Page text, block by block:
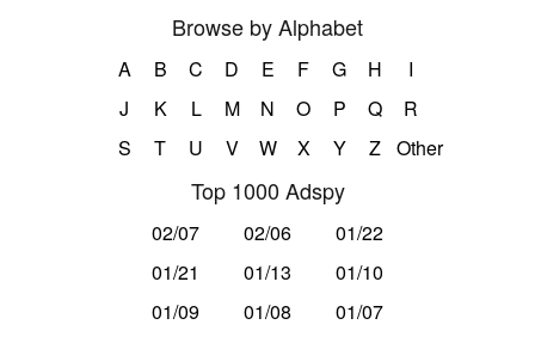
Browse by Alphabet
A B C D E F G H
I
J
K L M N O P Q
R
S
T U V W X Y Z Other
Top 1000 Adspy
02/07 02/06
01/22
01/21
01/13
01/10
01/09
01/08 01/07